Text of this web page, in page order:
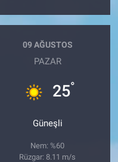
09 AĞUSTOS
PAZAR
25°
Güneşli
Nem: %60
Rüzgar: 8.11 m/s